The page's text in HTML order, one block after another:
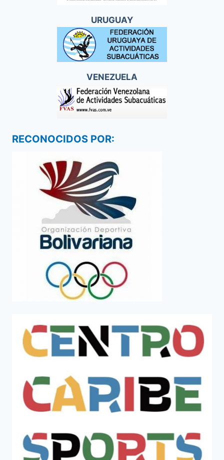
URUGUAY
VENEZUELA
RECONOCIDOS POR: